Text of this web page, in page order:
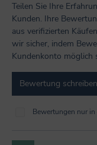
Teilen Sie Ihre
Kunden. Ihre
aus verifizierten
wir sicher, indem
Kundenkonto möglich
Bewertung schreiben
Bewertungen nur in